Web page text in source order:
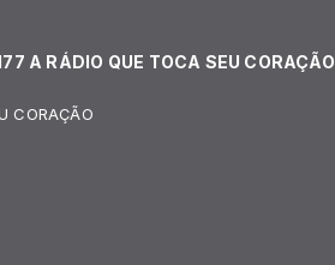
A RÁDIO QUE TOCA SEU CORAÇÃO
CORAÇÃO